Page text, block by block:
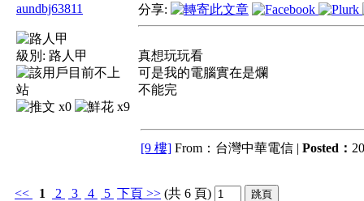
aundbj63811
級別: 路人甲
x0 x9
分享:
真想玩玩看
可是我的電腦實在是爛
不能完
[9 樓] From：台灣中華電信 | Posted：
<< 1 2 3 4 5 下頁 >> (共 6 頁)